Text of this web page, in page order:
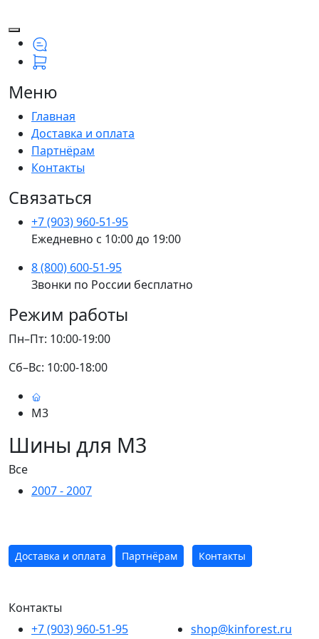
Меню
Главная
Доставка и оплата
Партнёрам
Контакты
Связаться
+7 (903) 960-51-95
Ежедневно с 10:00 до 19:00
8 (800) 600-51-95
Звонки по России бесплатно
Режим работы
Пн–Пт: 10:00-19:00
Сб–Вс: 10:00-18:00
M3
Шины для M3
Все
2007 - 2007
Доставка и оплата Партнёрам Контакты
Контакты
+7 (903) 960-51-95
shop@kinforest.ru